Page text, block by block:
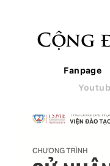
Cộng
Fanpage